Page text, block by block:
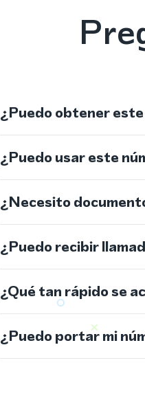
¿Puedo obtener
¿Puedo usar este
¿Necesito
¿Puedo recibir
¿Qué tan rápido se
¿Puedo portar mi